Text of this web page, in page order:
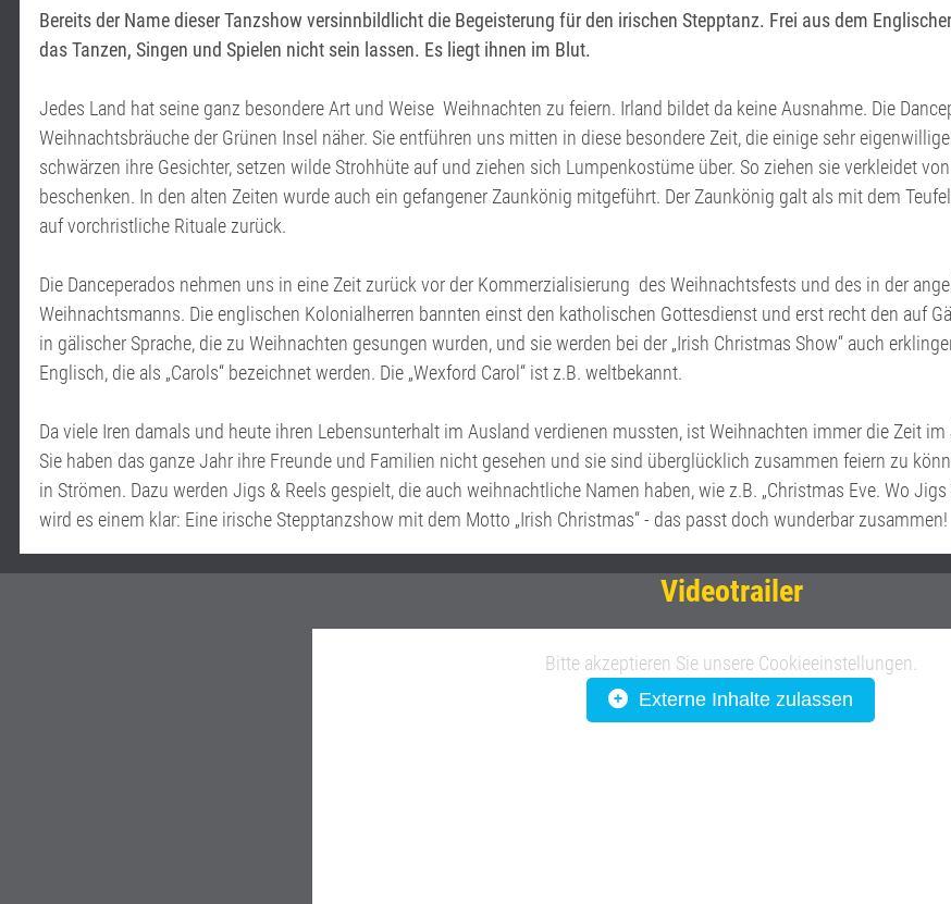
Bereits der Name dieser Tanzshow versinnbildlicht die Begeisterung für den irischen Stepptanz. Frei aus dem
das Tanzen, Singen und Spielen nicht sein lassen. Es liegt ihnen im Blut.
Jedes Land hat seine ganz besondere Art und Weise Weihnachten zu feiern. Irland bildet da keine Ausnahme. Die
Weihnachtsbräuche der Grünen Insel näher. Sie entführen uns mitten in diese besondere Zeit, die einige sehr
schwärzen ihre Gesichter, setzen wilde Strohhüte auf und ziehen sich Lumpenkostüme über. So ziehen sie verkleidet
beschenken. In den alten Zeiten wurde auch ein gefangener Zaunkönig mitgeführt. Der Zaunkönig galt als mit dem
auf vorchristliche Rituale zurück.
Die Danceperados nehmen uns in eine Zeit zurück vor der Kommerzialisierung des Weihnachtsfests und des in der
Weihnachtsmanns. Die englischen Kolonialherren bannten einst den katholischen Gottesdienst und erst recht den auf
in gälischer Sprache, die zu Weihnachten gesungen wurden, und sie werden bei der „Irish Christmas Show“ auch
Englisch, die als „Carols“ bezeichnet werden. Die „Wexford Carol“ ist z.B. weltbekannt.
Da viele Iren damals und heute ihren Lebensunterhalt im Ausland verdienen mussten, ist Weihnachten immer die Zeit
Sie haben das ganze Jahr ihre Freunde und Familien nicht gesehen und sie sind überglücklich zusammen feiern zu
in Strömen. Dazu werden Jigs & Reels gespielt, die auch weihnachtliche Namen haben, wie z.B. „Christmas Eve. Wo
wird es einem klar: Eine irische Stepptanzshow mit dem Motto „Irish Christmas“ - das passt doch wunderbar zusammen!
Videotrailer
Bitte akzeptieren Sie unsere Cookieeinstellungen.
Externe Inhalte zulassen